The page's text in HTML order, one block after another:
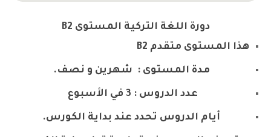
دورة اللغة التركية المستوى B2
هذا المستوى متقدم B2
مدة المستوى : شهرين و نصف.
عدد الدروس : 3 في الأسبوع
أيام الدروس تحدد عند بداية الكورس.